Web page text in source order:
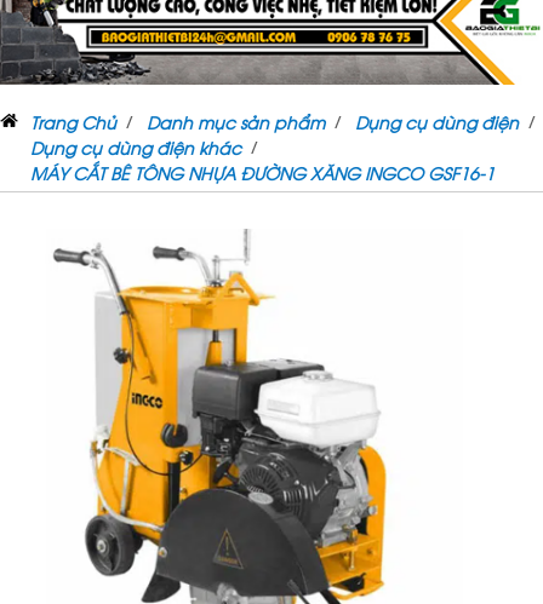
Trang Chủ Danh mục sản phẩm
Dụng cụ dùng điện
Dụng cụ dùng điện khác
MÁY CẮT BÊ TÔNG NHỰA ĐƯỜNG XĂNG INGCO GSF16-1